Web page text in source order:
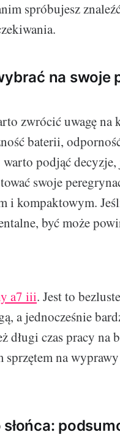
spróbujesz
na swoje
zwrócić uwagę
baterii,
podjąć
swoje
i kompaktowym.
być może
a7 iii. Jest to
a jednocześnie
długi czas pracy na
na